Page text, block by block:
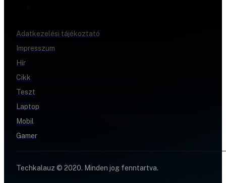
Adatkezelési tájékoztató
Impresszum
Hír
Cikk
Teszt
Laptop
Mobil
Gamer
Techkalauz © 2020. Minden jog fenntartva.